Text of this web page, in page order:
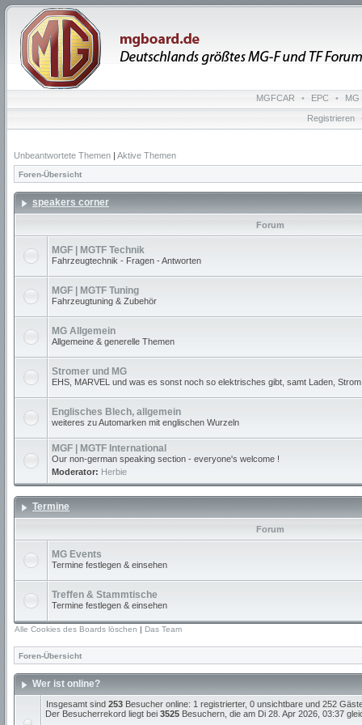
MGFCAR • EPC • MG
Registrieren
Unbeantwortete Themen | Aktive Themen
Foren-Übersicht
speakers corner
Forum
MGF | MGTF Technik
Fahrzeugtechnik - Fragen - Antworten
MGF | MGTF Tuning
Fahrzeugtuning & Zubehör
MG Allgemein
Allgemeine & generelle Themen
Stromer und MG
EHS, MARVEL und was es sonst noch so elektrisches gibt, samt Laden,
Englisches Blech, allgemein
weiteres zu Automarken mit englischen Wurzeln
MGF | MGTF International
Our non-german speaking section - everyone's welcome !
Moderator: Herbie
Termine
Forum
MG Events
Termine festlegen & einsehen
Treffen & Stammtische
Termine festlegen & einsehen
Alle Cookies des Boards löschen | Das Team
Foren-Übersicht
Wer ist online?
Insgesamt sind 253 Besucher online: 1 registrierter, 0 unsichtbare und 252
Der Besucherrekord liegt bei 3525 Besuchern, die am Di 28. Apr 2026, 03:37